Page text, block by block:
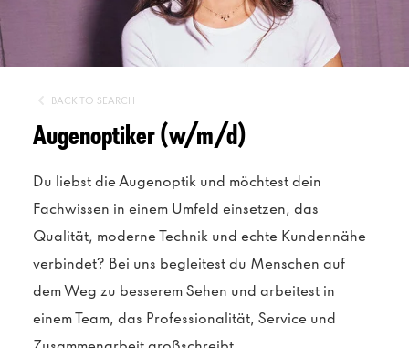
BACK TO SEARCH
Augenoptiker (w/m/d)
Du liebst die Augenoptik und möchtest dein
Fachwissen in einem Umfeld einsetzen, das
Qualität, moderne Technik und echte Kundennähe
verbindet? Bei uns begleitest du Menschen auf
dem Weg zu besserem Sehen und arbeitest in
einem Team, das Professionalität, Service und